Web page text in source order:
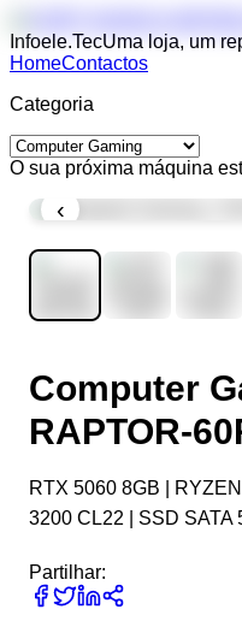
Infoele.TecUma loja, um
HomeContactos
Categoria
O sua próxima máquina
‹
Computer
RAPTOR-
RTX 5060 8GB |
3200 CL22 | SSD SATA
Partilhar: